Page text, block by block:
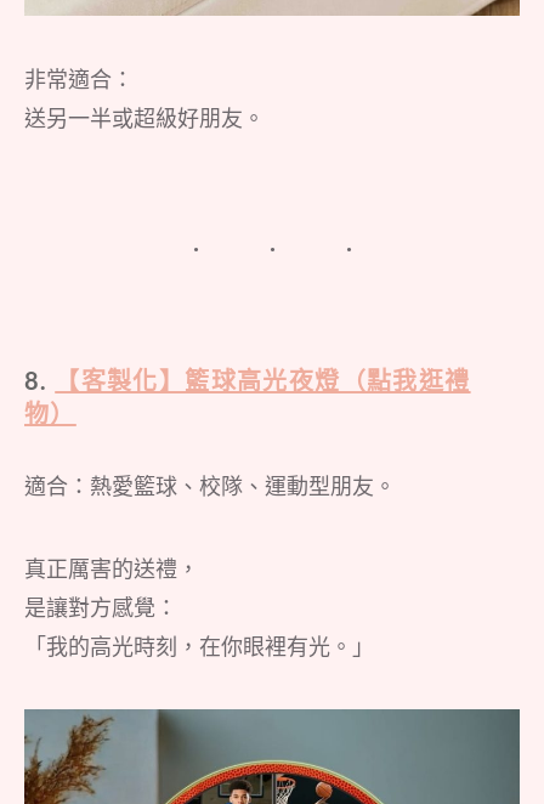
非常適合：
送另一半或超級好朋友。
8.
【客製化】籃球高光夜燈（點我逛禮
物）
適合：熱愛籃球、校隊、運動型朋友。
真正厲害的送禮，
是讓對方感覺：
「我的高光時刻，在你眼裡有光。」